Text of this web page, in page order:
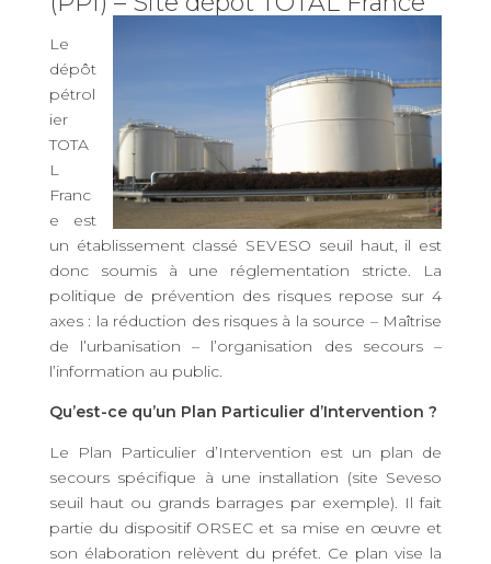
Le
dépôt
pétrol
ier
TOTA
L
Franc
e est
un établissement classé SEVESO seuil haut, il est
donc soumis à une réglementation stricte. La
politique de prévention des risques repose sur 4
axes : la réduction des risques à la source – Maîtrise
de l’urbanisation – l’organisation des secours –
l’information au public.
Qu’est-ce qu’un Plan Particulier d’Intervention ?
Le Plan Particulier d’Intervention est un plan de
secours spécifique à une installation (site Seveso
seuil haut ou grands barrages par exemple). Il fait
partie du dispositif ORSEC et sa mise en œuvre et
son élaboration relèvent du préfet. Ce plan vise la